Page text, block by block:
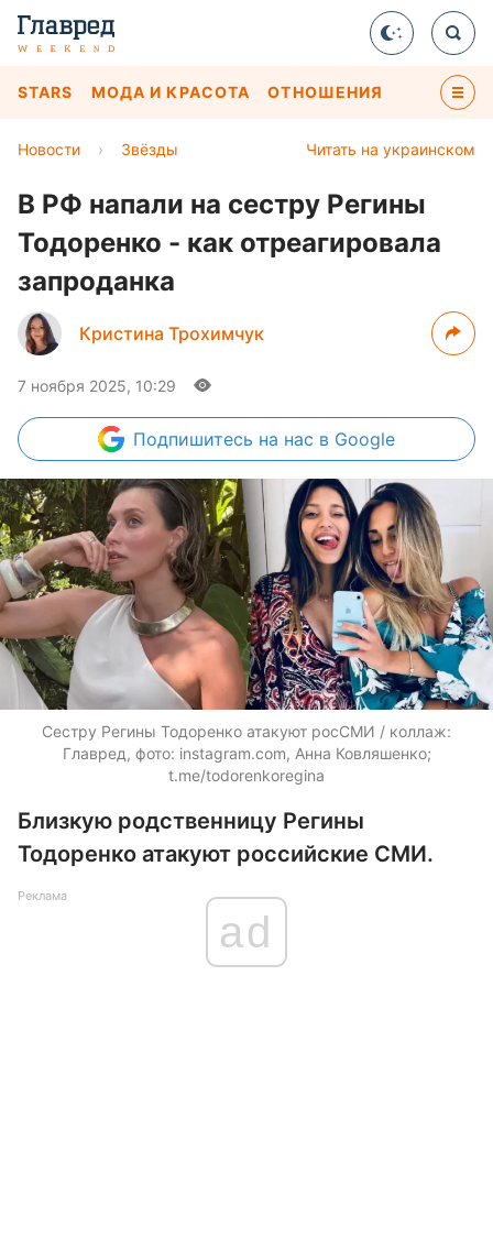
STARS МОДА И КРАСОТА ОТНОШЕНИЯ
Читать на украинском
Новости › Звёзды
В РФ напали на сестру Регины
Тодоренко - как отреагировала
запроданка
Кристина Трохимчук
7 ноября 2025, 10:29
Подпишитесь на нас в Google
Сестру Регины Тодоренко атакуют росСМИ / коллаж:
Главред, фото: instagram.com, Анна Ковляшенко;
t.me/todorenkoregina
Близкую родственницу Регины
Тодоренко атакуют российские СМИ.
Реклама
ad